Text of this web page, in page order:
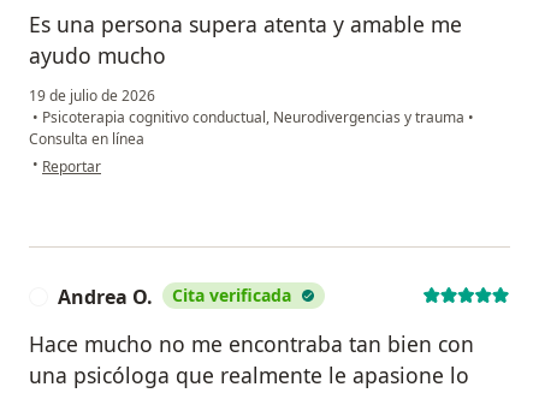
Es una persona supera atenta y amable me
ayudo mucho
19 de julio de 2026
• Psicoterapia cognitivo conductual, Neurodivergencias y trauma •
Consulta en línea
• en opinión del usuario Briceida
Reportar
Andrea O. Cita verificada
Hace mucho no me encontraba tan bien con
una psicóloga que realmente le apasione lo